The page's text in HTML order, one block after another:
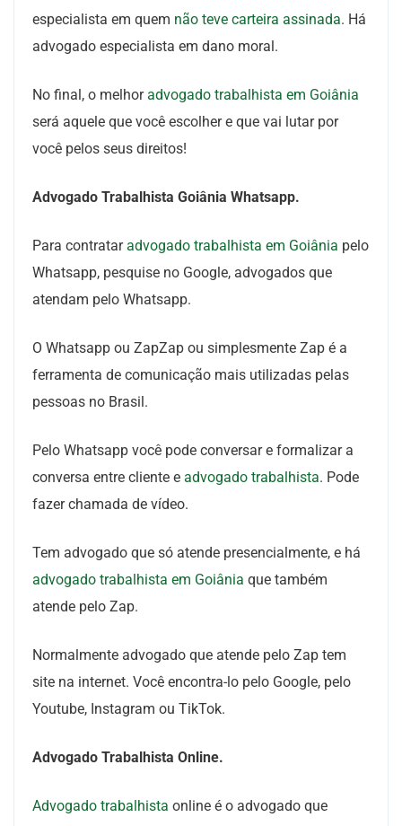
especialista em quem não teve carteira assinada. Há
advogado especialista em dano moral.
No final, o melhoradvogado trabalhista em Goiânia
será aquele que você escolher e que vai lutar por
você pelos seus direitos!
Advogado Trabalhista Goiânia Whatsapp.
Para contrataradvogado trabalhista em Goiânia pelo
Whatsapp, pesquise no Google, advogados que
atendam pelo Whatsapp.
O Whatsapp ou ZapZap ou simplesmente Zap é a
ferramenta de comunicação mais utilizadas pelas
pessoas no Brasil.
Pelo Whatsapp você pode conversar e formalizar a
conversa entre cliente e advogado trabalhista. Pode
fazer chamada de vídeo.
Tem advogado que só atende presencialmente, e há
advogado trabalhista em Goiânia que também
atende pelo Zap.
Normalmente advogado que atende pelo Zap tem
site na internet. Você encontra-lo pelo Google, pelo
Youtube, Instagram ou TikTok.
Advogado Trabalhista Online.
Advogado trabalhista online é o advogado que